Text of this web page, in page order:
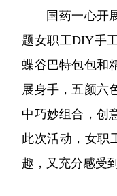
国药一心开
题女职工DIY手
蝶谷巴特包包和
展身手，五颜六
中巧妙组合，创
此次活动，女职
趣，又充分感受